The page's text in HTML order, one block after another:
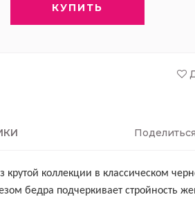
КУПИТЬ
коллекции в классическом
бедра подчеркивает стройность